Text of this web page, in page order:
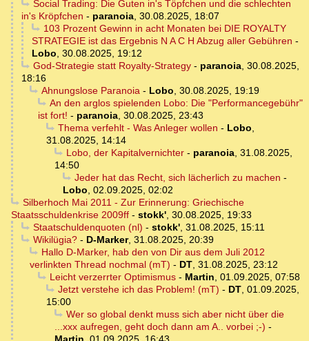
Social Trading: Die Guten in's Töpfchen und die schlechten
in's Kröpfchen - paranoia, 30.08.2025, 18:07
103 Prozent Gewinn in acht Monaten bei DIE ROYALTY
STRATEGIE ist das Ergebnis N A C H Abzug aller Gebühren -
Lobo, 30.08.2025, 19:12
God-Strategie statt Royalty-Strategy- paranoia, 30.08.2025,
18:16
Ahnungslose Paranoia- Lobo, 30.08.2025, 19:19
An den arglos spielenden Lobo: Die "Performancegebühr"
ist fort! - paranoia, 30.08.2025, 23:43
Thema verfehlt - Was Anleger wollen - Lobo,
31.08.2025, 14:14
Lobo, der Kapitalvernichter- paranoia, 31.08.2025,
14:50
Jeder hat das Recht, sich lächerlich zu machen -
Lobo, 02.09.2025, 02:02
Silberhoch Mai 2011 - Zur Erinnerung: Griechische
Staatsschuldenkrise 2009ff - stokk', 30.08.2025, 19:33
Staatschuldenquoten (nl) - stokk', 31.08.2025, 15:11
Wikilügia?- D-Marker, 31.08.2025, 20:39
Hallo D-Marker, hab den von Dir aus dem Juli 2012
verlinkten Thread nochmal (mT) - DT, 31.08.2025, 23:12
Leicht verzerrter Optimismus- Martin, 01.09.2025, 07:58
Jetzt verstehe ich das Problem! (mT) - DT, 01.09.2025,
15:00
Wer so global denkt muss sich aber nicht über die
...xxx aufregen, geht doch dann am A.. vorbei ;-) -